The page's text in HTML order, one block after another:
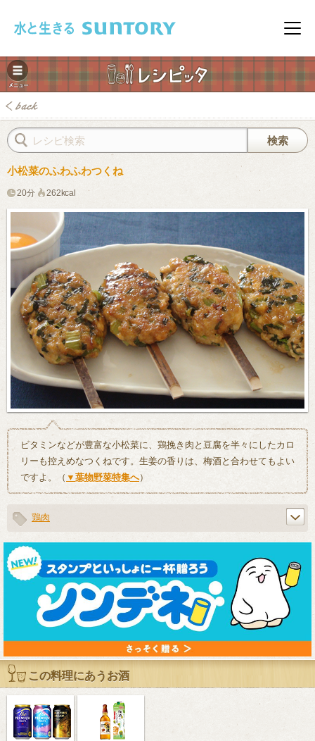
メニ
レシピ
小松菜のふわふわつくね
20分 262kcal
ビタミンなどが豊富な小松菜に、鶏挽き肉と豆腐を半々にしたカロ
リーも控えめなつくねです。生姜の香りは、梅酒と合わせてもよい
ですよ。（ ▼葉物野菜特集へ）
鶏肉
この料理にあうお酒